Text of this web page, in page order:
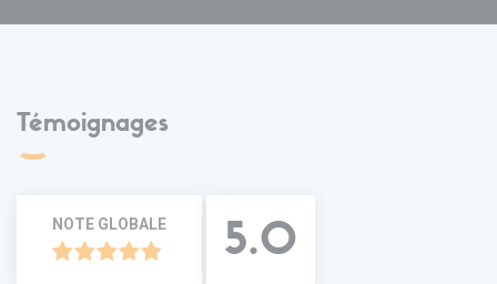
Témoignages
NOTE GLOBALE 5.0